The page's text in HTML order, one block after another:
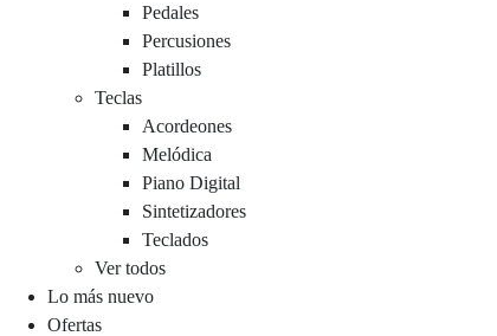
Pedales
Percusiones
Platillos
Teclas
Acordeones
Melódica
Piano Digital
Sintetizadores
Teclados
Ver todos
Lo más nuevo
Ofertas